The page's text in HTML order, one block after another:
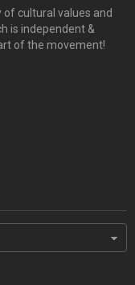
cultural values and
is independent &
of the movement!